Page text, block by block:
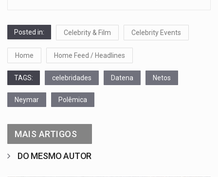
Posted in: Celebrity & Film Celebrity Events
Home Home Feed / Headlines
TAGS: celebridades Datena Netos
Neymar Polêmica
MAIS ARTIGOS
DO MESMO AUTOR